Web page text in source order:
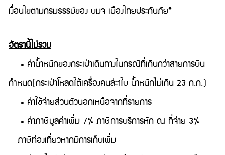
เงื่อนไขตามกรมธรรม์ของ บมจ เมืองไทยประกันภัย*
อัตรานี้ไม่รวม
• ค่าน้ำหนักของกระเป๋าเดินทางในกรณีที่เกินกว่าสายการบิน
กำหนด(กระเป๋าโหลดใต้เครื่องคนล่ะ1ใบ น้ำหนักไม่เกิน 23 ก.ก.)
• ค่าใช้จ่ายส่วนตัวนอกเหนือจากที่รายการ
• ค่าภาษีมูลค่าเพิ่ม 7% ภาษีการบริการหัก ณ ที่จ่าย 3%
ภาษีท่องเที่ยวหากมีการเก็บเพิ่ม